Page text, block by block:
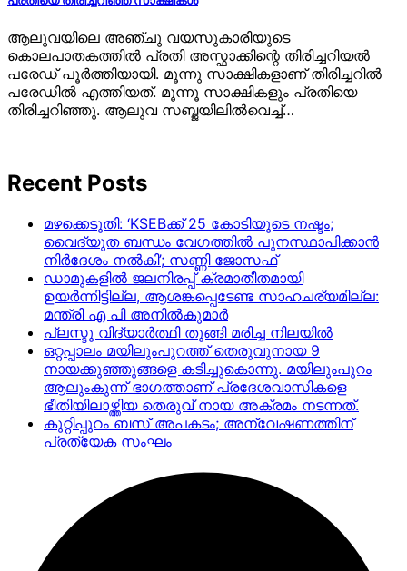
ആലുവയിലെ അഞ്ചു വയസുകാരിയുടെ
കൊലപാതകത്തില്‍ പ്രതി അസ്ഫാക്കിന്റെ തിരിച്ചറിയല്‍
പരേഡ് പൂര്‍ത്തിയായി. മൂന്നു സാക്ഷികളാണ് തിരിച്ചറില്‍
പരേഡില്‍ എത്തിയത്. മൂന്നൂ സാക്ഷികളും പ്രതിയെ
തിരിച്ചറിഞ്ഞു. ആലുവ സബ്ജയിലില്‍വെച്ച്…
Recent Posts
മഴക്കെടുതി: ‘KSEBക്ക് 25 കോടിയുടെ നഷ്ടം;
വൈദ്യുത ബന്ധം വേഗത്തിൽ പുനസ്ഥാപിക്കാൻ
നിർ​ദേശം നൽകി’; സണ്ണി ജോസഫ്
ഡാമുകളില്‍ ജലനിരപ്പ് ക്രമാതീതമായി
ഉയര്‍ന്നിട്ടില്ല, ആശങ്കപ്പെടേണ്ട സാഹചര്യമില്ല:
മന്ത്രി എ പി അനില്‍കുമാര്‍
പ്ലസ്ടു വിദ്യാർത്ഥി തുങ്ങി മരിച്ച നിലയിൽ
ഒറ്റപ്പാലം മയിലുംപുറത്ത് തെരുവുനായ 9
നായക്കുഞ്ഞുങ്ങളെ കടിച്ചുകൊന്നു. മയിലുംപുറം
ആലുംകുന്ന് ഭാഗത്താണ് പ്രദേശവാസികളെ
ഭീതിയിലാഴ്ത്തിയ തെരുവ് നായ അക്രമം നടന്നത്.
കുറ്റിപ്പുറം ബസ് അപകടം; അന്വേഷണത്തിന്
പ്രത്യേക സംഘം